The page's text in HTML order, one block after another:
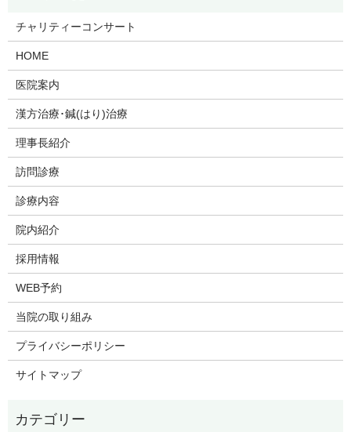
チャリティーコンサート
HOME
医院案内
漢方治療･鍼(はり)治療
理事長紹介
訪問診療
診療内容
院内紹介
採用情報
WEB予約
当院の取り組み
プライバシーポリシー
サイトマップ